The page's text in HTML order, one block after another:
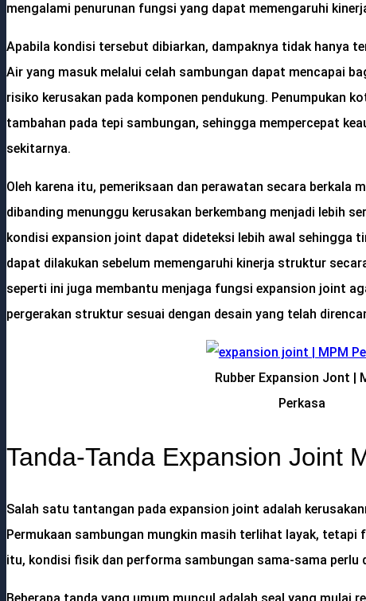
mengalami penurunan fungsi yang dapat memengaruhi
Apabila kondisi tersebut dibiarkan, dampaknya tidak hanya
Air yang masuk melalui celah sambungan dapat mencapai
risiko kerusakan pada komponen pendukung. Penumpukan
tambahan pada tepi sambungan, sehingga mempercepat
sekitarnya.
Oleh karena itu, pemeriksaan dan perawatan secara berkala
dibanding menunggu kerusakan berkembang menjadi lebih
kondisi expansion joint dapat dideteksi lebih awal sehingga
dapat dilakukan sebelum memengaruhi kinerja struktur
seperti ini juga membantu menjaga fungsi expansion joint
pergerakan struktur sesuai dengan desain yang telah
Rubber Expansion Jont |
Perkasa
Tanda-Tanda Expansion Joint
Salah satu tantangan pada expansion joint adalah
Permukaan sambungan mungkin masih terlihat layak, tetapi
itu, kondisi fisik dan performa sambungan sama-sama perlu